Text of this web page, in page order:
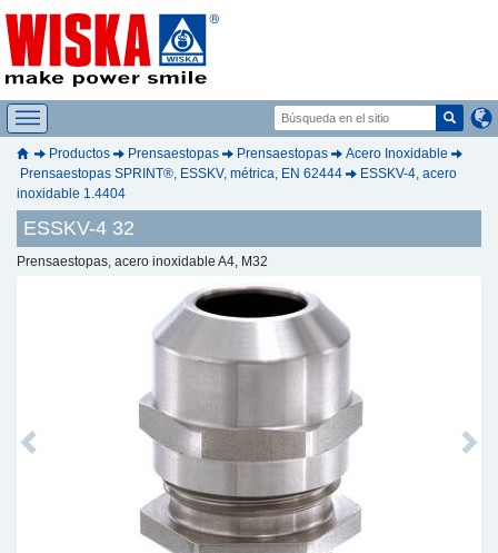
Productos Prensaestopas Prensaestopas
Acero Inoxidable
Prensaestopas SPRINT®, ESSKV, métrica, EN 62444
ESSKV-4, acero
inoxidable 1.4404
ESSKV-4 32
Prensaestopas, acero inoxidable A4, M32
Previous Next